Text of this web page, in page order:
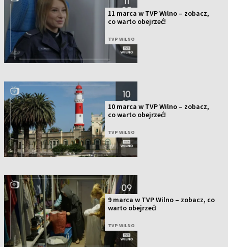
11 marca w TVP Wilno – zobacz,
co warto obejrzeć!
TVP WILNO
10 marca w TVP Wilno – zobacz,
co warto obejrzeć!
TVP WILNO
9 marca w TVP Wilno – zobacz, co
warto obejrzeć!
TVP WILNO